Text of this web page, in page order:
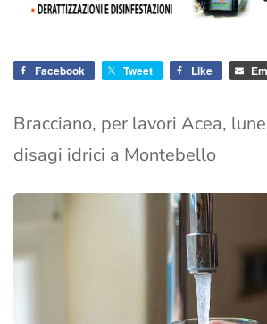
Facebook Tweet Like
Bracciano, per lavori Acea,
disagi idrici a Montebello